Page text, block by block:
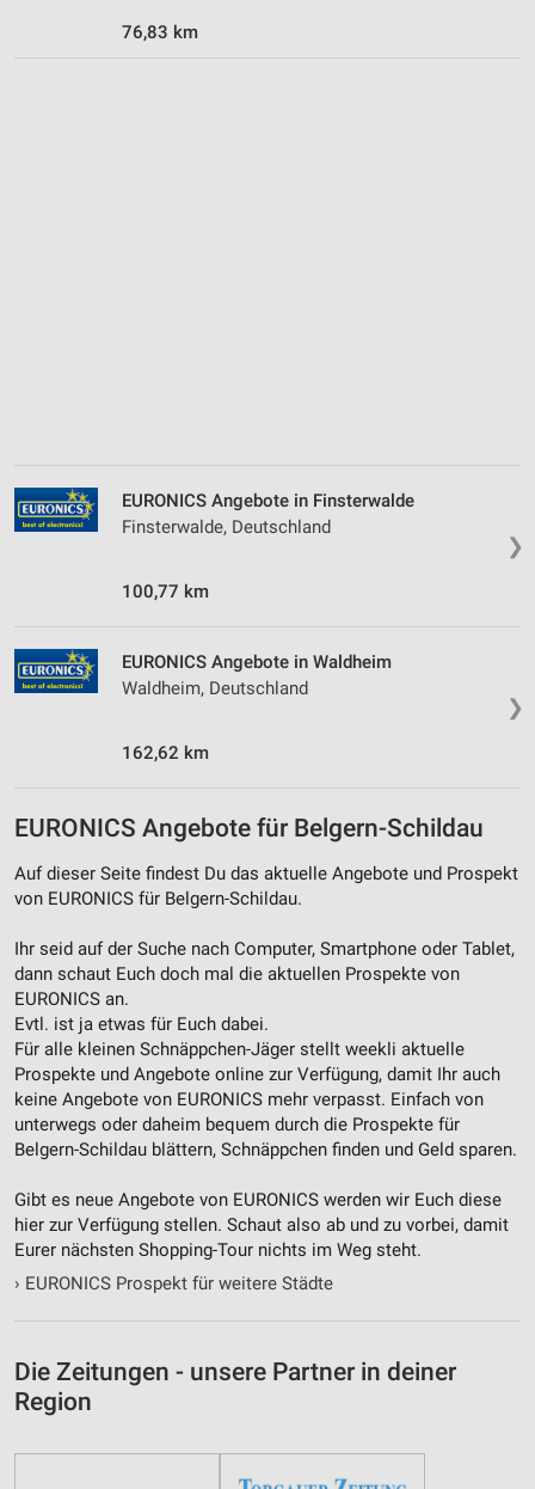
76,83 km
❯
EURONICS Angebote in Finsterwalde
Finsterwalde, Deutschland
100,77 km
❯
EURONICS Angebote in Waldheim
Waldheim, Deutschland
162,62 km
EURONICS Angebote für Belgern-Schildau
Auf dieser Seite findest Du das aktuelle Angebote und Prospekt
von EURONICS für Belgern-Schildau.
Ihr seid auf der Suche nach Computer, Smartphone oder Tablet,
dann schaut Euch doch mal die aktuellen Prospekte von
EURONICS an.
Evtl. ist ja etwas für Euch dabei.
Für alle kleinen Schnäppchen-Jäger stellt weekli aktuelle
Prospekte und Angebote online zur Verfügung, damit Ihr auch
keine Angebote von EURONICS mehr verpasst. Einfach von
unterwegs oder daheim bequem durch die Prospekte für
Belgern-Schildau blättern, Schnäppchen finden und Geld sparen.
Gibt es neue Angebote von EURONICS werden wir Euch diese
hier zur Verfügung stellen. Schaut also ab und zu vorbei, damit
Eurer nächsten Shopping-Tour nichts im Weg steht.
› EURONICS Prospekt für weitere Städte
Die Zeitungen - unsere Partner in deiner
Region
IAB-Verarbeitungszwecke:
Messung der Performance von Inhalten
Analyse von Zielgruppen durch Statistiken oder
Kombinationen von Daten aus verschiedenen
Entwicklung und Verbesserung der Angebote
Verwendung genauer Standortdaten
Geräte anhand von aktiv angeforderten
Informationen identifizieren
Notwendig
Performance
Funktional
Werbung